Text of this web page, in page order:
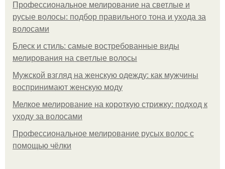
Профессиональное мелирование на светлые и
русые волосы: подбор правильного тона и ухода за
волосами
Блеск и стиль: самые востребованные виды
мелирования на светлые волосы
Мужской взгляд на женскую одежду: как мужчины
воспринимают женскую моду
Мелкое мелирование на короткую стрижку: подход к
уходу за волосами
Профессиональное мелирование русых волос с
помощью чёлки